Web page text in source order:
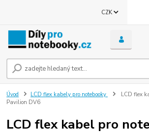
CZK
Úvod LCD flex kabely pro notebooky
LCD flex
Pavilion DV6
LCD flex kabel pro